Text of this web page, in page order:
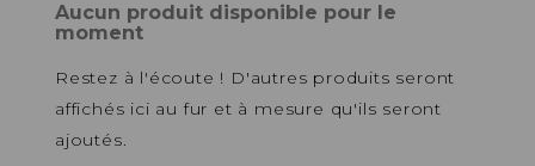
Aucun produit disponible pour le
moment
Restez à l'écoute ! D'autres produits seront
affichés ici au fur et à mesure qu'ils seront
ajoutés.